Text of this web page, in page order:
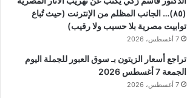
(٨٥)… الجانب المظلم من الإنترنت (حيث تُباع
توابيت مصرية بلا حسيب ولا رقيب)
7 أغسطس، 2026
تراجع أسعار الزيتون بـ سوق العبور للجملة اليوم
الجمعة 7 أغسطس 2026
7 أغسطس، 2026